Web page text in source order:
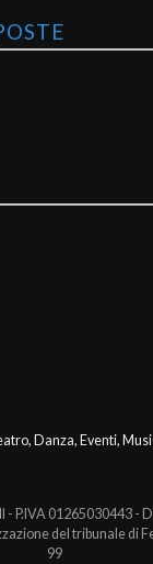
Danza, Eventi,
- P.IVA 01265030443 -
del tribunale di
99